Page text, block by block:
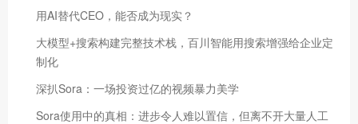
用AI替代CEO，能否成为现实？
大模型+搜索构建完整技术栈，百川智能用搜索增强给企业定
制化
深扒Sora：一场投资过亿的视频暴力美学
Sora使用中的真相：进步令人难以置信，但离不开大量人工